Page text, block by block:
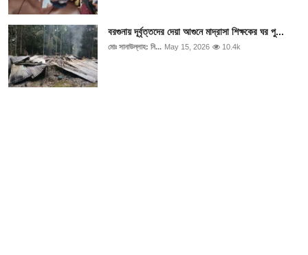
বরগুনায় দূর্বৃত্তদের দেয়া আগুনে মাদ্রাসা শিক্ষকের ঘর পু...
মোঃ সানাউল্লাহ: নি... May 15, 2026 10.4k